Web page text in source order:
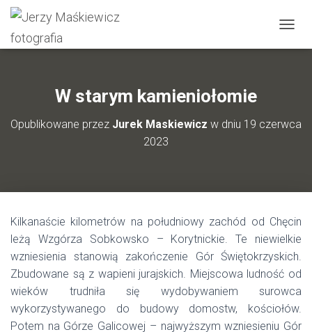
R
Z
G
C
J
W starym kamieniołomie
Opublikowane przez Jurek Maskiewicz w dniu 19 czerwca
2023
Kilkanaście kilometrów na południowy zachód od Chęcin
leżą Wzgórza Sobkowsko – Korytnickie. Te niewielkie
wzniesienia stanowią zakończenie Gór Świętokrzyskich.
Zbudowane są z wapieni jurajskich. Miejscowa ludność od
wieków trudniła się wydobywaniem surowca
wykorzystywanego do budowy domostw, kościołów.
Potem na Górze Galicowej – najwyższym wzniesieniu Gór